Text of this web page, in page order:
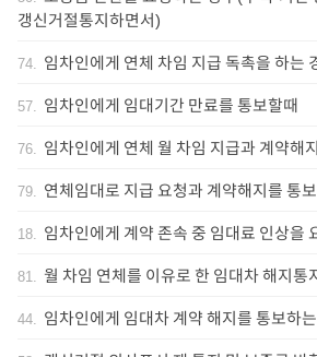
갱신거절통지하면서)
74. 임차인에게 연체 차임 지급 독촉을 하는
57. 임차인에게 임대기간 만료를 통보할때
76. 임차인에게 연체 월 차임 지급과 계약해
79. 연체임대로 지급 요청과 계약해지를 통
18. 임차인에게 계약 존속 중 임대료 인상을
81. 월 차임 연체를 이유로 한 임대차 해지통
44. 임차인에게 임대차 계약 해지를 통보하